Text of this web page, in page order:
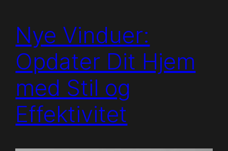
Nye Vinduer:
Opdater Dit Hjem
med Stil og
Effektivitet